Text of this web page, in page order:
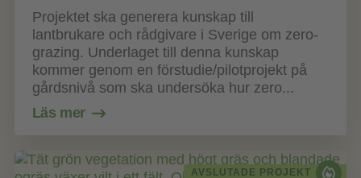
Projektet ska generera kunskap till
lantbrukare och rådgivare i Sverige om zero-
grazing. Underlaget till denna kunskap
kommer genom en förstudie/pilotprojekt på
gårdsnivå som ska undersöka hur zero...
Läs mer
AVSLUTADE PROJEKT